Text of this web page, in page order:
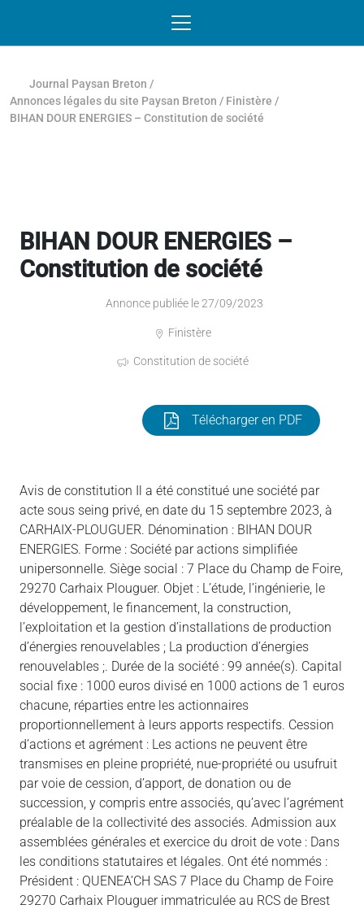
Journal Paysan Breton /
Annonces légales du site Paysan Breton / Finistère /
BIHAN DOUR ENERGIES – Constitution de société
BIHAN DOUR ENERGIES –
Constitution de société
Annonce publiée le 27/09/2023
Finistère
Constitution de société
Télécharger en PDF
Avis de constitution Il a été constitué une société par
acte sous seing privé, en date du 15 septembre 2023, à
CARHAIX-PLOUGUER. Dénomination : BIHAN DOUR
ENERGIES. Forme : Société par actions simplifiée
unipersonnelle. Siège social : 7 Place du Champ de Foire,
29270 Carhaix Plouguer. Objet : L’étude, l’ingénierie, le
développement, le financement, la construction,
l’exploitation et la gestion d’installations de production
d’énergies renouvelables ; La production d’énergies
renouvelables ;. Durée de la société : 99 année(s). Capital
social fixe : 1000 euros divisé en 1000 actions de 1 euros
chacune, réparties entre les actionnaires
proportionnellement à leurs apports respectifs. Cession
d’actions et agrément : Les actions ne peuvent être
transmises en pleine propriété, nue-propriété ou usufruit
par voie de cession, d’apport, de donation ou de
succession, y compris entre associés, qu’avec l’agrément
préalable de la collectivité des associés. Admission aux
assemblées générales et exercice du droit de vote : Dans
les conditions statutaires et légales. Ont été nommés :
Président : QUENEA’CH SAS 7 Place du Champ de Foire
29270 Carhaix Plouguer immatriculée au RCS de Brest